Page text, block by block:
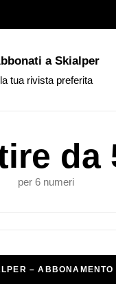
a Skialper
la tua rivista preferita
da
per 6 numeri
– ABBONAMENTO